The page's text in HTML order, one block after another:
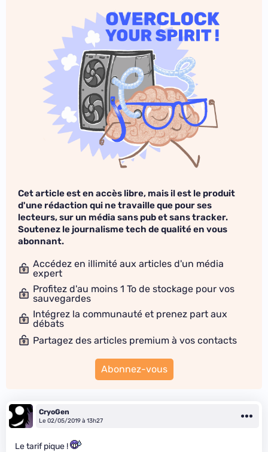
Cet article est en accès libre, mais il est le produit
d'une rédaction qui ne travaille que pour ses
lecteurs, sur un média sans pub et sans tracker.
Soutenez le journalisme tech de qualité en vous
abonnant.
Accédez en illimité aux articles d'un média
expert
Profitez d'au moins 1 To de stockage pour vos
sauvegardes
Intégrez la communauté et prenez part aux
débats
Partagez des articles premium à vos contacts
Abonnez-vous
CryoGen
Le 02/05/2019 à 13h27
Le tarif pique !